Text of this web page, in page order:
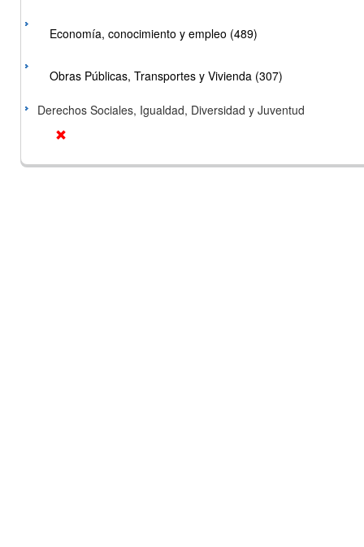
Economía, conocimiento y empleo (489)
Obras Públicas, Transportes y Vivienda (307)
Derechos Sociales, Igualdad, Diversidad y Juventud